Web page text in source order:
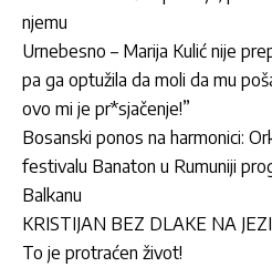
njemu
Urnebesno – Marija Kulić nije
pa ga optužila da moli da mu
ovo mi je pr*sjačenje!”
Bosanski ponos na harmonici:
festivalu Banaton u Rumuniji
Balkanu
KRISTIJAN BEZ DLAKE NA
To je protraćen život!